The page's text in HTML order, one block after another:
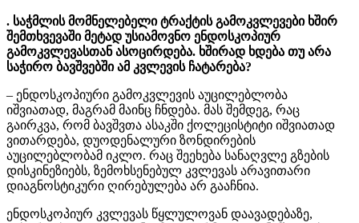
. საჭმლის მომნელებელი ტრაქტის გამოკვლევები ხშირ
შემთხვევაში მეტად უსიამოვნო ენდოსკოპიურ
გამოკვლევასთან ასოცირდება. ხშირად ხდება თუ არა
საჭირო ბავშვებში ამ კვლევის ჩატარება?
– ენდოსკოპიური გამოკვლევის აუცილებლობა
იშვიათად, მაგრამ მაინც ჩნდება. მას შემდეგ, რაც
გაირკვა, რომ ბავშვთა ასაკში ქოლეცისტიტი იშვიათად
ვითარდება, დუოდენალური ზონდირების
აუცილებლობამ იკლო. რაც შეეხება სანაღვლე გზების
დისკინეზიებს, ზემოხსენებულ კვლევას არავითარი
დიაგნოსტიკური ღირებულება არ გააჩნია.
ენდოსკოპიურ კვლევას წყლულოვან დაავადებაზე,